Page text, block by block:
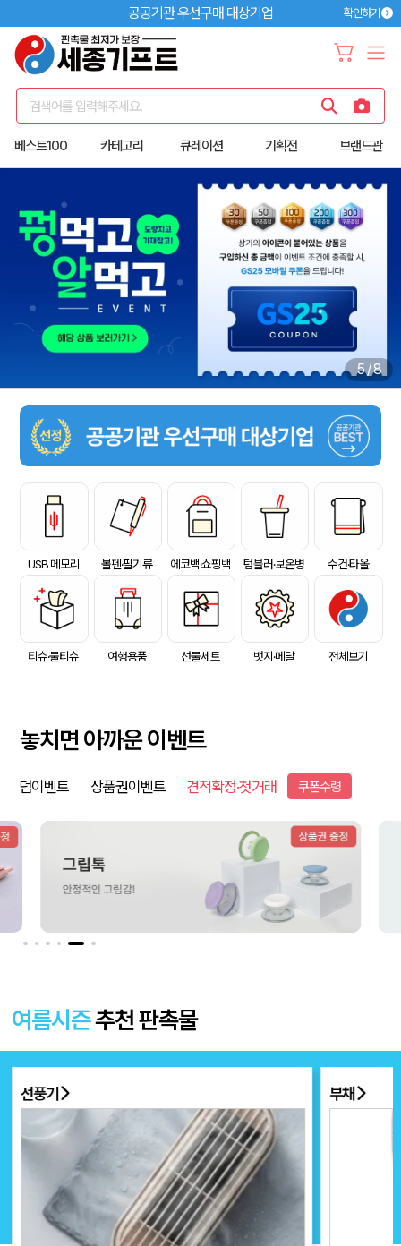
공공기관 우선구매 대상기업 확인하기
검색어를 입력해주세요.
베스트100 카테고리 큐레이션 기획전 브랜드관
6/8
USB 메모리 볼펜·필기류 에코백·쇼핑백 텀블러·보온병 수건·타올
티슈·물티슈 여행용품 선물세트 뱃지·메달 전체보기
놓치면 아까운 이벤트
덤이벤트 상품권이벤트 견적확정·첫거래 쿠폰수령
여름시즌추천 판촉물
선풍기 부채